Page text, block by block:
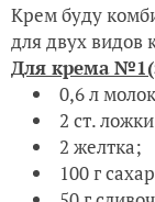
Крем буду
для двух видов
Для крема №1
0,6 л
2 ст.
2 желтка;
100 г